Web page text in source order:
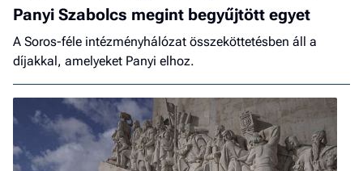
Panyi Szabolcs megint begyűjtött egyet
A Soros-féle intézményhálózat összeköttetésben áll a
díjakkal, amelyeket Panyi elhoz.